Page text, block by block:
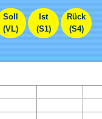
Soll
(VL)
Ist
(S1)
Rück
(S4)